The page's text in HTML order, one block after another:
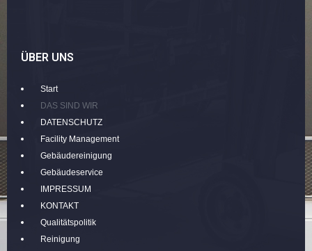
ÜBER UNS
Start
DAS SIND WIR
DATENSCHUTZ
Facility Management
Gebäudereinigung
Gebäudeservice
IMPRESSUM
KONTAKT
Qualitätspolitik
Reinigung